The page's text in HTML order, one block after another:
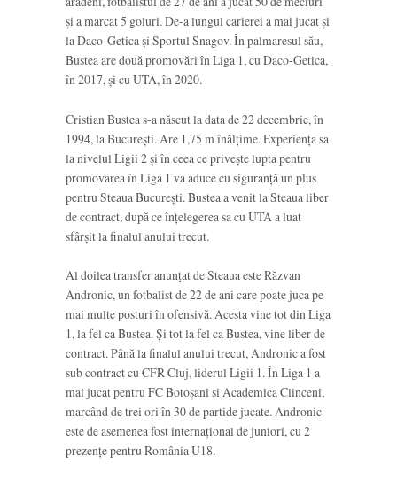
și a marcat 5 goluri. De-a lungul carierei a mai jucat și
la Daco-Getica și Sportul Snagov. În palmaresul său,
Bustea are două promovări în Liga 1, cu Daco-Getica,
în 2017, și cu UTA, în 2020.
Cristian Bustea s-a născut la data de 22 decembrie, în
1994, la București. Are 1,75 m înălțime. Experiența sa
la nivelul Ligii 2 și în ceea ce privește lupta pentru
promovarea în Liga 1 va aduce cu siguranță un plus
pentru Steaua București. Bustea a venit la Steaua liber
de contract, după ce înțelegerea sa cu UTA a luat
sfârșit la finalul anului trecut.
Al doilea transfer anunțat de Steaua este Răzvan
Andronic, un fotbalist de 22 de ani care poate juca pe
mai multe posturi în ofensivă. Acesta vine tot din Liga
1, la fel ca Bustea. Și tot la fel ca Bustea, vine liber de
contract. Până la finalul anului trecut, Andronic a fost
sub contract cu CFR Cluj, liderul Ligii 1. În Liga 1 a
mai jucat pentru FC Botoșani și Academica Clinceni,
marcând de trei ori în 30 de partide jucate. Andronic
este de asemenea fost internațional de juniori, cu 2
prezențe pentru România U18.